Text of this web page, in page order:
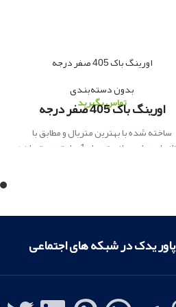
اورینگ باک 405 صفر درجه
بدون دسته‌بندی
تماس بگیریداورینگ باک 405 صفر درجه
ساخته شده با بهترین متریال و مطابق با
استانداردهای جهانی تحویل 1 ساعته در تهران /
پاور یدک در شبکه های اجتماعی